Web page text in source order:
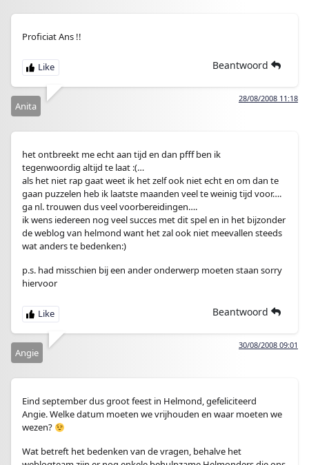
Proficiat Ans !!
Beantwoord
28/08/2008 11:18
Anita
het ontbreekt me echt aan tijd en dan pfff ben ik
tegenwoordig altijd te laat :(…
als het niet rap gaat weet ik het zelf ook niet echt en om dan te
gaan puzzelen heb ik laatste maanden veel te weinig tijd voor….
ga nl. trouwen dus veel voorbereidingen….
ik wens iedereen nog veel succes met dit spel en in het bijzonder
de weblog van helmond want het zal ook niet meevallen steeds
wat anders te bedenken:)
p.s. had misschien bij een ander onderwerp moeten staan sorry
hiervoor
Beantwoord
30/08/2008 09:01
Angie
Eind september dus groot feest in Helmond, gefeliciteerd
Angie. Welke datum moeten we vrijhouden en waar moeten we
wezen?
Wat betreft het bedenken van de vragen, behalve het